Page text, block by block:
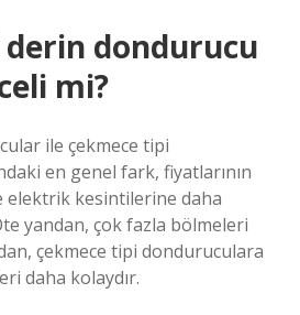
derin dondurucu
mi?
ile çekmece tipi
en genel fark, fiyatlarının
elektrik kesintilerine daha
yandan, çok fazla bölmeleri
çekmece tipi donduruculara
daha kolaydır.